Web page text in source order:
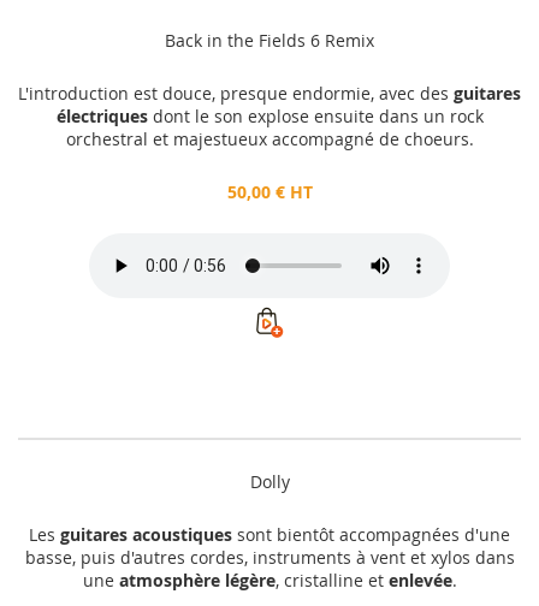
Back in the Fields 6 Remix
L'introduction est douce, presque endormie, avec des guitares
électriquesdont le son explose ensuite dans un rock
orchestral et majestueux accompagné de choeurs.
50,00 € HT
Dolly
Les guitares acoustiques sont bientôt accompagnées d'une
basse, puis d'autres cordes, instruments à vent et xylos dans
une atmosphère légère, cristalline et enlevée.